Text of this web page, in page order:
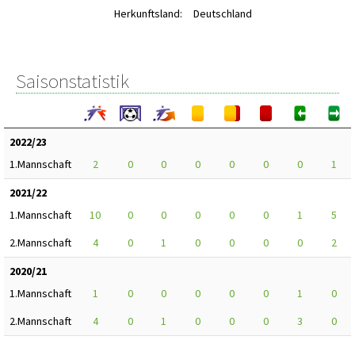
Herkunftsland:
Deutschland
Saisonstatistik
2022/23
1.Mannschaft
2 0 0 0 0 0 0
1
2021/22
1.Mannschaft
10 0 0 0 0 0 1
5
2.Mannschaft
4 0 1 0 0 0 0
2
2020/21
1.Mannschaft
1 0 0 0 0 0 1
0
2.Mannschaft
4 0 1 0 0 0 3
0